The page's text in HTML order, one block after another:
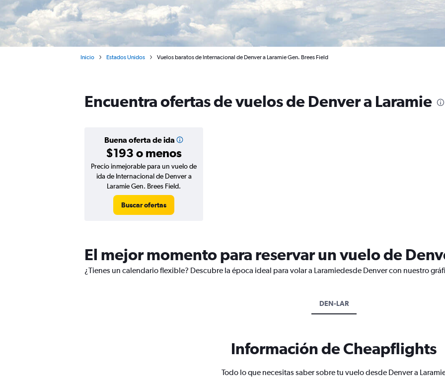
Inicio Estados Unidos Vuelos baratos de Internacional de Denver a Laramie Gen. Brees Field
Encuentra ofertas de vuelos de Denver a Laramie
Buena oferta de ida
$193 o menos
Precio inmejorable para un vuelo de
ida de Internacional de Denver a
Laramie Gen. Brees Field.
Buscar ofertas
El mejor momento para reservar un vuelo de
¿Tienes un calendario flexible? Descubre la época ideal para volar a Laramiedesde Denver con nuestro
DEN-LAR
Información de Cheapflights
Todo lo que necesitas saber sobre tu vuelo desde Denver a